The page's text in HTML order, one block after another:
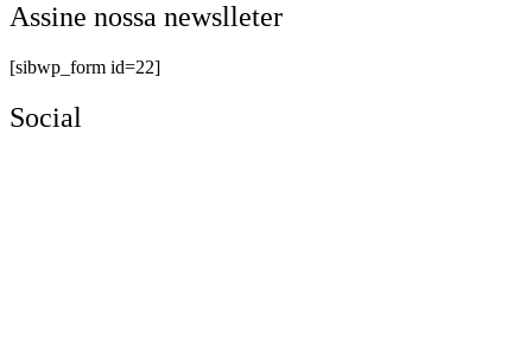
Assine nossa newslleter
[sibwp_form id=22]
Social